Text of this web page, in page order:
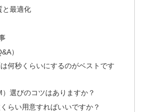
と最適化
）
何秒くらいにするのがベストです
選びのコツはありますか？
らい用意すればいいですか？